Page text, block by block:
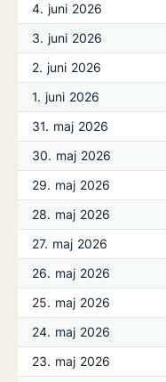
4. juni 2026
3. juni 2026
2. juni 2026
1. juni 2026
31. maj 2026
30. maj 2026
29. maj 2026
28. maj 2026
27. maj 2026
26. maj 2026
25. maj 2026
24. maj 2026
23. maj 2026